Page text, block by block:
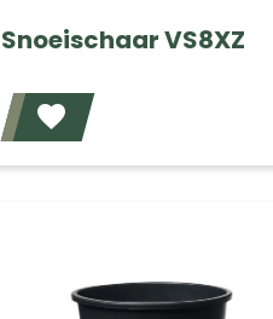
Snoeischaar VS8XZ